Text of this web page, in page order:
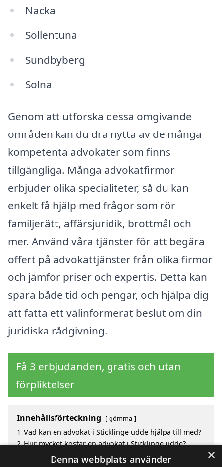
Nacka
Sollentuna
Sundbyberg
Solna
Genom att utforska dessa omgivande
områden kan du dra nytta av de många
kompetenta advokater som finns
tillgängliga. Många advokatfirmor
erbjuder olika specialiteter, så du kan
enkelt få hjälp med frågor som rör
familjerätt, affärsjuridik, brottmål och
mer. Använd våra tjänster för att begära
offert på advokattjänster från olika firmor
och jämför priser och expertis. Detta kan
spara både tid och pengar, och hjälpa dig
att fatta ett välinformerat beslut om din
juridiska rådgivning.
Få 3 erbjudanden, gratis och utan
förpliktelser
Innehållsförteckning gömma
1 Vad kan en advokat i Sticklinge udde hjälpa till med?
2 Hur mycket kostar en advokat i Sticklinge udde?
Fördelar med att välja advokat i Sticklinge Udde
×
Denna webbplats använder